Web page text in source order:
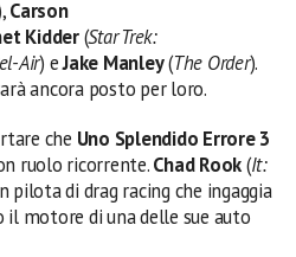
Carson
Kidder(Star Trek:
Air) eJake Manley(The Order).
ancora posto per loro.
che Uno Splendido Errore 3
ruolo ricorrente.Chad Rook(It:
pilota di drag racing che ingaggia
motore di una delle sue auto